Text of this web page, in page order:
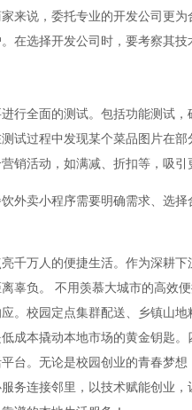
来说，委托专业的开发公司更
在选择开发公司时，要考察其技
行全面的测试。包括功能测试
试过程中发现某个菜品图片在
销活动，如满减、折扣等，吸引
外卖小程序需要明确需求、选
千万人的便捷生活。作为深耕
辜负。 不用羡慕大城市的高效
。校园定点集群配送、乡镇山
成本撬动本地市场的黄金钥匙
台。无论是校园创业的青春梦
务连接邻里，以技术赋能创业